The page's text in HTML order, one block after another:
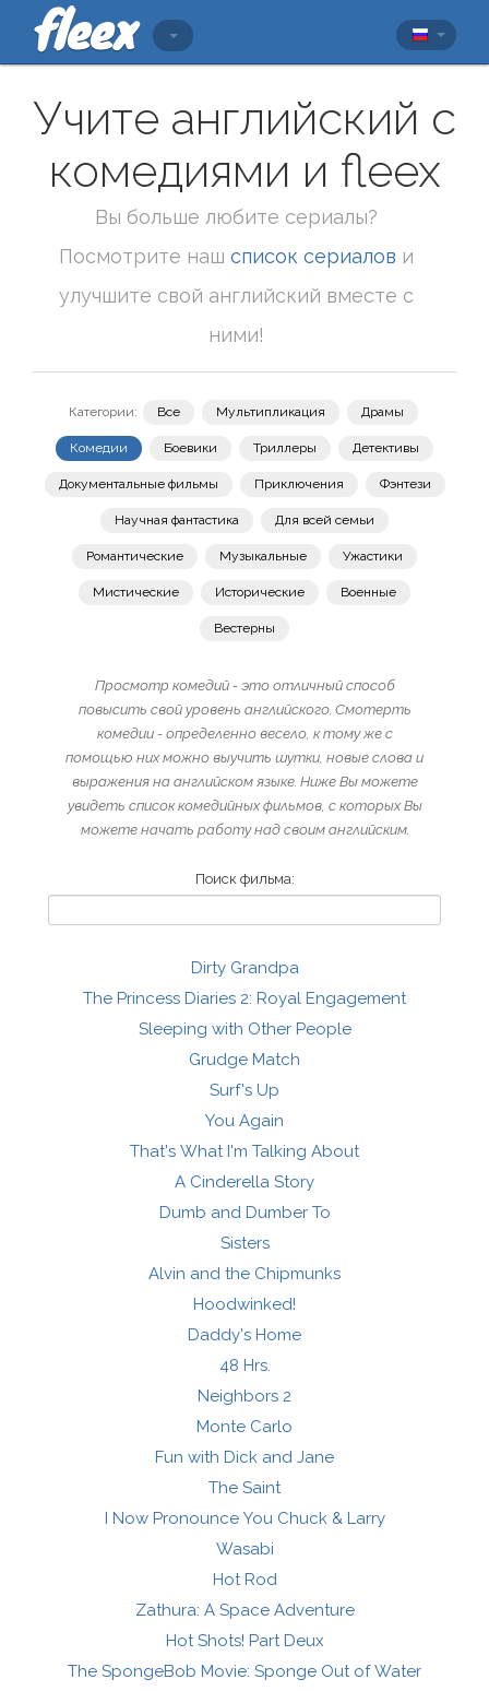
Учите английский с
комедиями и fleex
Вы больше любите сериалы?
Посмотрите наш список сериалов и
улучшите свой английский вместе с
ними!
Категории: Все Мультипликация Драмы
Комедии Боевики Триллеры Детективы
Документальные фильмы Приключения Фэнтези
Научная фантастика Для всей семьи
Романтические Музыкальные Ужастики
Мистические Исторические Военные
Вестерны
Просмотр комедий - это отличный способ
повысить свой уровень английского. Смотерть
комедии - определенно весело, к тому же с
помощью них можно выучить шутки, новые слова и
выражения на английском языке. Ниже Вы можете
увидеть список комедийных фильмов, с которых Вы
можете начать работу над своим английским.
Поиск фильма:
Dirty Grandpa
The Princess Diaries 2: Royal Engagement
Sleeping with Other People
Grudge Match
Surf's Up
You Again
That's What I'm Talking About
A Cinderella Story
Dumb and Dumber To
Sisters
Alvin and the Chipmunks
Hoodwinked!
Daddy's Home
48 Hrs.
Neighbors 2
Monte Carlo
Fun with Dick and Jane
The Saint
I Now Pronounce You Chuck & Larry
Wasabi
Hot Rod
Zathura: A Space Adventure
Hot Shots! Part Deux
The SpongeBob Movie: Sponge Out of Water